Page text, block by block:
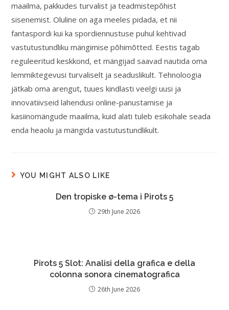
maailma, pakkudes turvalist ja teadmistepõhist
sisenemist. Oluline on aga meeles pidada, et nii
fantaspordi kui ka spordiennustuse puhul kehtivad
vastutustundliku mängimise põhimõtted. Eestis tagab
reguleeritud keskkond, et mängijad saavad nautida oma
lemmiktegevusi turvaliselt ja seaduslikult. Tehnoloogia
jätkab oma arengut, tuues kindlasti veelgi uusi ja
innovatiivseid lahendusi online-panustamise ja
kasiinomängude maailma, kuid alati tuleb esikohale seada
enda heaolu ja mängida vastutustundlikult.
YOU MIGHT ALSO LIKE
Den tropiske ø-tema i Pirots 5
29th June 2026
Pirots 5 Slot: Analisi della grafica e della
colonna sonora cinematografica
26th June 2026